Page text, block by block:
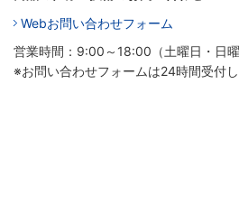
Webお問い合わせフォーム
営業時間：9:00～18:00（土曜日・日曜
※お問い合わせフォームは24時間受付し